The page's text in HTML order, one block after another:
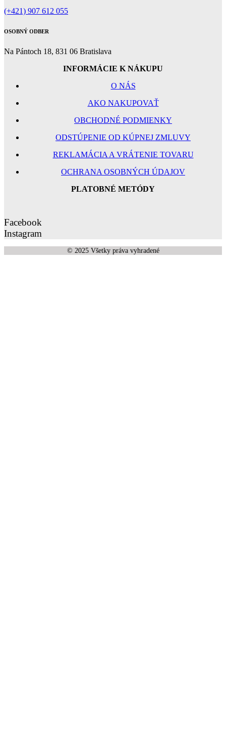
(+421) 907 612 055
OSOBNÝ ODBER
Na Pántoch 18, 831 06 Bratislava
INFORMÁCIE K NÁKUPU
O NÁS
AKO NAKUPOVAŤ
OBCHODNÉ PODMIENKY
ODSTÚPENIE OD KÚPNEJ ZMLUVY
REKLAMÁCIA A VRÁTENIE TOVARU
OCHRANA OSOBNÝCH ÚDAJOV
PLATOBNÉ METÓDY
Facebook
Instagram
© 2025 Všetky práva vyhradené